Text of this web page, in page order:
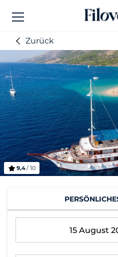
Zurück
9,4/ 10
15 August